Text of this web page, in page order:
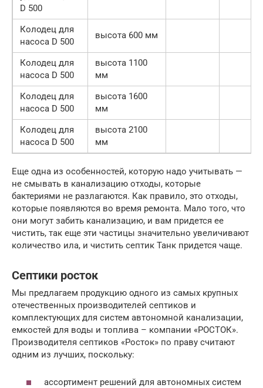
D 500
Колодец для
насоса D 500
высота 600 мм
Колодец для
насоса D 500
высота 1100
мм
Колодец для
насоса D 500
высота 1600
мм
Колодец для
насоса D 500
высота 2100
мм
Еще одна из особенностей, которую надо учитывать —
не смывать в канализацию отходы, которые
бактериями не разлагаются. Как правило, это отходы,
которые появляются во время ремонта. Мало того, что
они могут забить канализацию, и вам придется ее
чистить, так еще эти частицы значительно увеличивают
количество ила, и чистить септик Танк придется чаще.
Септики росток
Мы предлагаем продукцию одного из самых крупных
отечественных производителей септиков и
комплектующих для систем автономной канализации,
емкостей для воды и топлива – компании «РОСТОК».
Производителя септиков «Росток» по праву считают
одним из лучших, поскольку:
ассортимент решений для автономных систем